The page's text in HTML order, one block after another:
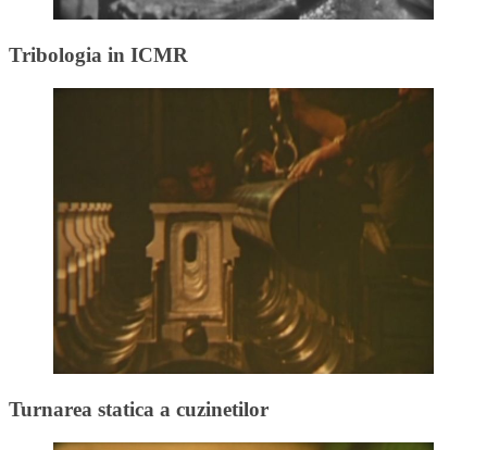
Tribologia in ICMR
Turnarea statica a cuzinetilor